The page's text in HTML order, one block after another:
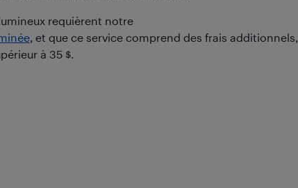
requièrent notre
, et que ce service comprend des frais additionnels,
à 35 $.